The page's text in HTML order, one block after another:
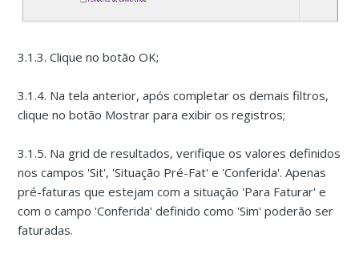
3.1.3. Clique no botão OK;
3.1.4. Na tela anterior, após completar os demais filtros,
clique no botão Mostrar para exibir os registros;
3.1.5. Na grid de resultados, verifique os valores definidos
nos campos 'Sit', 'Situação Pré-Fat' e 'Conferida'. Apenas
pré-faturas que estejam com a situação 'Para Faturar' e
com o campo 'Conferida' definido como 'Sim' poderão ser
faturadas.